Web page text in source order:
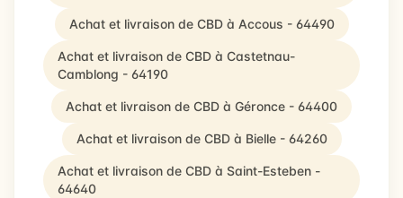
Achat et livraison de CBD à Accous - 64490
Achat et livraison de CBD à Castetnau-
Camblong - 64190
Achat et livraison de CBD à Géronce - 64400
Achat et livraison de CBD à Bielle - 64260
Achat et livraison de CBD à Saint-Esteben -
64640